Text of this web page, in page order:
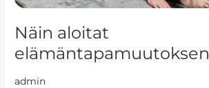
Näin aloitat
elämäntapamuutoksen
admin